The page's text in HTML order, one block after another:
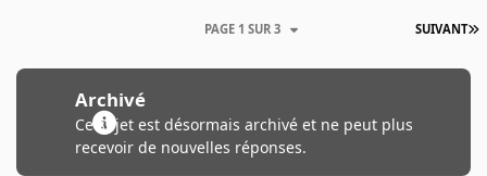
SUIVANT
PAGE 1 SUR 3
Archivé
Ce sujet est désormais archivé et ne peut plus
recevoir de nouvelles réponses.